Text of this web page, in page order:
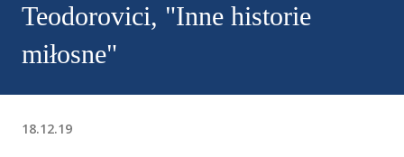
Teodorovici, "Inne historie
miłosne"
18.12.19